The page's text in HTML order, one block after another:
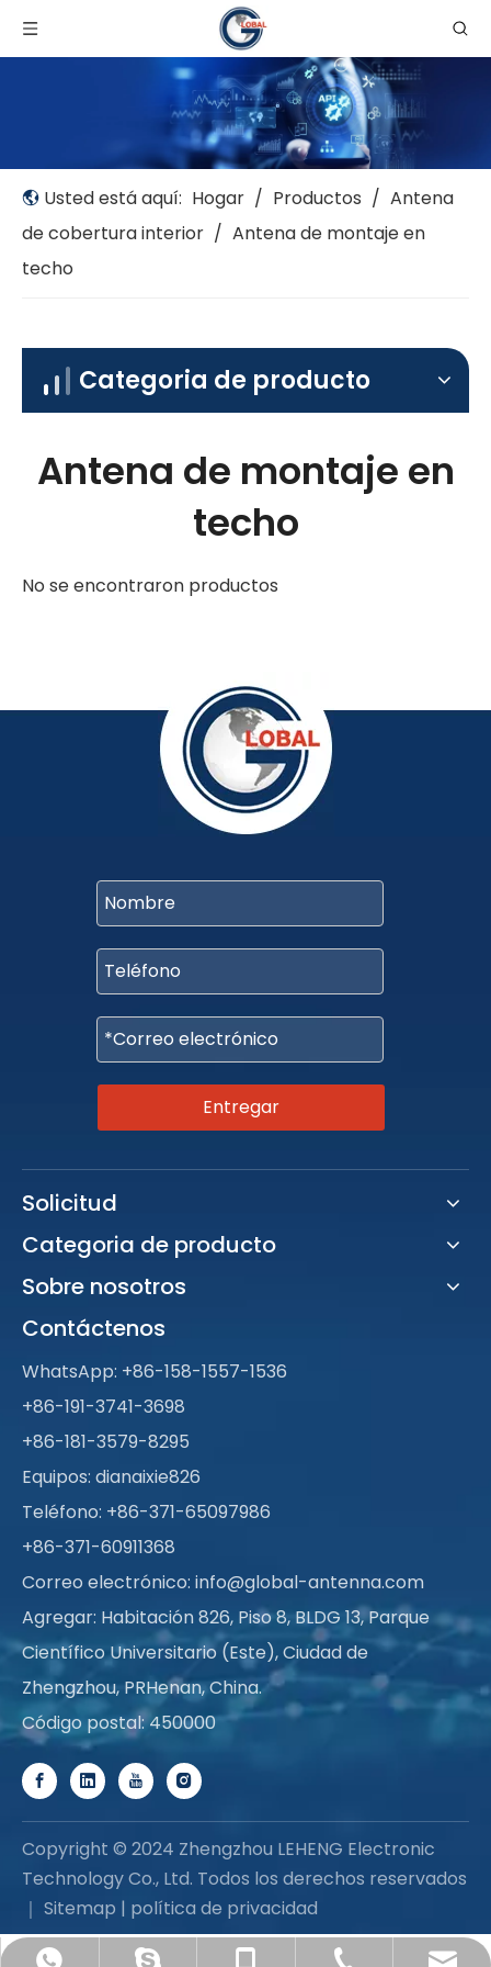
Usted está aquí: Hogar / Productos / Antena
de cobertura interior / Antena de montaje en
techo
Categoria de producto
Antena de montaje en
techo
No se encontraron productos
Entregar
Solicitud
Categoria de producto
Sobre nosotros
Contáctenos
WhatsApp: +86-158-1557-1536
+86-191-3741-3698
+86-181-3579-8295
Equipos: dianaixie826
Teléfono: +86-371-65097986
+86-371-60911368
Correo electrónico: info@global-antenna.com
Agregar: Habitación 826, Piso 8, BLDG 13, Parque
Científico Universitario (Este), Ciudad de
Zhengzhou, PRHenan, China.
Código postal: 450000
Copyright © 2024 Zhengzhou LEHENG Electronic
Technology Co., Ltd. Todos los derechos reservados
｜ Sitemap | política de privacidad